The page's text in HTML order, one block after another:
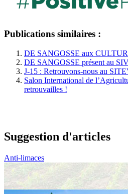
Publications similaires :
DE SANGOSSE aux
DE SANGOSSE présent au
J-15 : Retrouvons-nous au
Salon International de
retrouvailles !
Suggestion d'articles
Anti-limaces